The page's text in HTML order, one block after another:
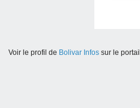
Voir le profil de Bolivar Infossur le